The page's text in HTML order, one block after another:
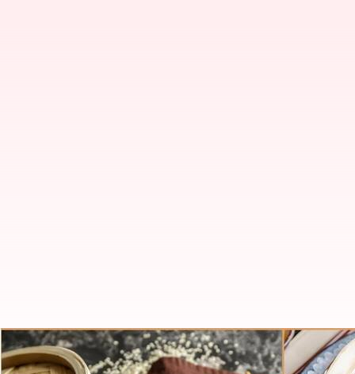
Pangsit, dimsum, dan momo: